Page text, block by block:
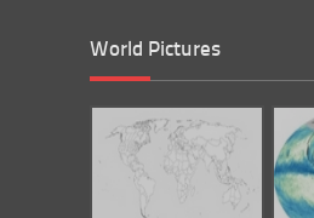
World Pictures